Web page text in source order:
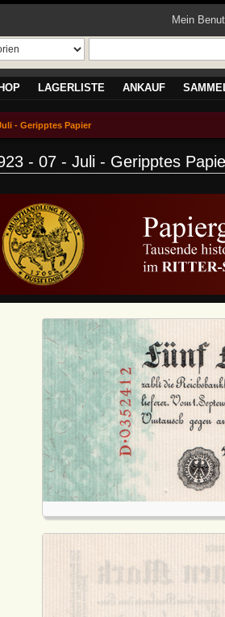
Mein
LAGERLISTE ANKAUF
- Geripptes Papier
- 07 - Juli - Geripptes